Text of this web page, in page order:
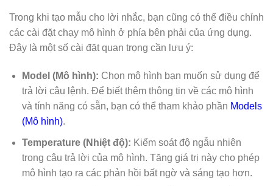
Trong khi tạo mẫu cho lời nhắc, bạn cũng có thể điều chỉnh
các cài đặt chạy mô hình ở phía bên phải của ứng dụng.
Đây là một số cài đặt quan trọng cần lưu ý:
Model (Mô hình): Chọn mô hình bạn muốn sử dụng để
trả lời câu lệnh. Để biết thêm thông tin về các mô hình
và tính năng có sẵn, bạn có thể tham khảo phần Models
(Mô hình).
Temperature (Nhiệt độ): Kiểm soát độ ngẫu nhiên
trong câu trả lời của mô hình. Tăng giá trị này cho phép
mô hình tạo ra các phản hồi bất ngờ và sáng tạo hơn.